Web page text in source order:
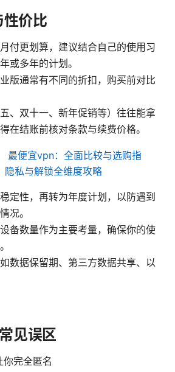
价比
付更划算，建议结合自己的使用习
或多年的计划。
版通常有不同的折扣，购买前对比
、双十一、新年促销等）往往能拿
在结账前核对条款与续费价格。
最便宜vpn：全面比较与选购指
隐私与解锁全维度攻略
定性，再转为年度计划，以防遇到
况。
备数量作为主要考量，确保你的使
数据保留期、第三方数据共享、以
见误区
完全匿名